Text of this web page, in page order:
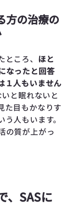
方の治療の
ころ、 ほと
なったと回答
１人もいません
と眠れないと
た目もかなりす
人もいます。
の質が上がっ
、SASに